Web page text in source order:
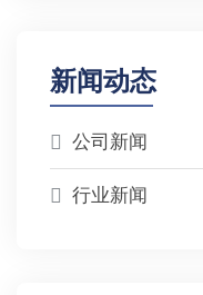
新闻动态
公司新闻
行业新闻